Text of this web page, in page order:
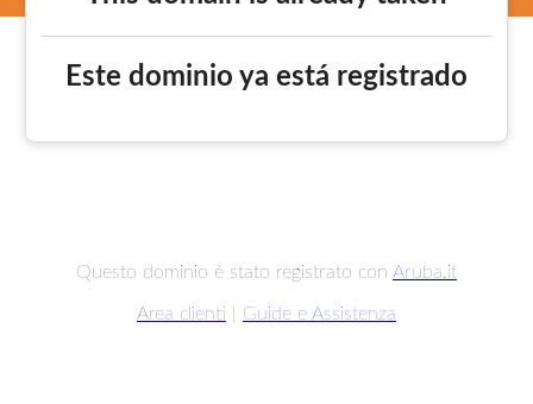
Este dominio ya está registrado
Questo dominio è stato registrato con Aruba.it
Area clienti Guide e Assistenza